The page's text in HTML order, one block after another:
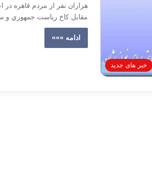
خبر های جدید
هزاران نفر از مردم قاهره
مقابل کاخ رياست جمهوري و
ادامه »»»